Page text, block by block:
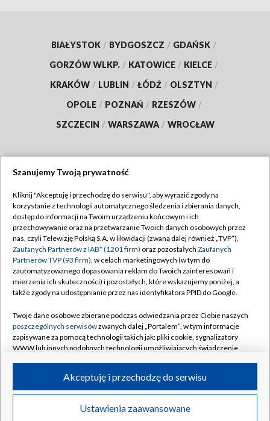
BIAŁYSTOK / BYDGOSZCZ / GDAŃSK /
GORZÓW WLKP. / KATOWICE / KIELCE /
KRAKÓW / LUBLIN / ŁÓDŹ / OLSZTYN /
OPOLE / POZNAŃ / RZESZÓW /
SZCZECIN / WARSZAWA / WROCŁAW
TVP
Abonament TVP
Emisja w TVP
Centrum informacji TVP
Naziemna Telewizja Cyfrowa
Rada Programowa
System NOS
Informacje o nadawcy
Program dla prasy
Regulamin TVP
Polityka prywatności
Moje zgody
Pomoc
Kontakt
Kanały
©2026 Telewizja Polska S.A. w likwidacji
Szanujemy Twoją prywatność
Kliknij "Akceptuję i przechodzę do serwisu", aby wyrazić zgody na
korzystanie z technologii automatycznego śledzenia i zbierania danych,
dostęp do informacji na Twoim urządzeniu końcowym i ich
przechowywanie oraz na przetwarzanie Twoich danych osobowych przez
nas, czyli Telewizję Polską S.A. w likwidacji (zwaną dalej również „TVP”),
Zaufanych Partnerów z IAB* (1201 firm) oraz pozostałych Zaufanych
Partnerów TVP (93 firm), w celach marketingowych (w tym do
zautomatyzowanego dopasowania reklam do Twoich zainteresowań i
mierzenia ich skuteczności) i pozostałych, które wskazujemy poniżej, a
także zgody na udostępnianie przez nas identyfikatora PPID do Google.
Twoje dane osobowe zbierane podczas odwiedzania przez Ciebie naszych
poszczególnych serwisówzwanych dalej „Portalem”, w tym informacje
zapisywane za pomocą technologii takich jak: pliki cookie, sygnalizatory
WWW lub innych podobnych technologii umożliwiających świadczenie
ruchu w Internecie.
Twoje dane osobowe zbierane podczas odwiedzania przez Ciebie
poszczególnych serwisówna Portalu, takie jak adresy IP, identyfikatory
Ustawienia zaawansowane
Akceptuję i przechodzę do serwisu